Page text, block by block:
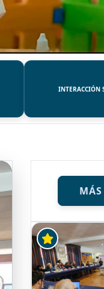
INTERACCIÓN